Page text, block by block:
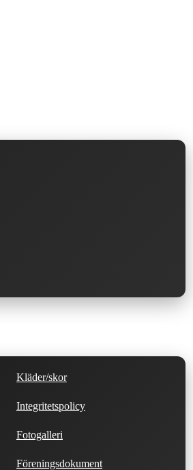
Kläder/skor
Integritetspolicy
Fotogalleri
Föreningsdokument